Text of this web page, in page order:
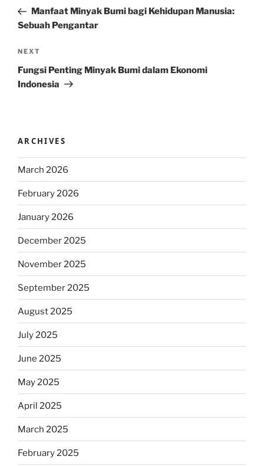
PostManfaat Minyak Bumi bagi Kehidupan Manusia:
Sebuah Pengantar
Next
Post
NEXT
Fungsi Penting Minyak Bumi dalam Ekonomi
Indonesia
ARCHIVES
March 2026
February 2026
January 2026
December 2025
November 2025
September 2025
August 2025
July 2025
June 2025
May 2025
April 2025
March 2025
February 2025